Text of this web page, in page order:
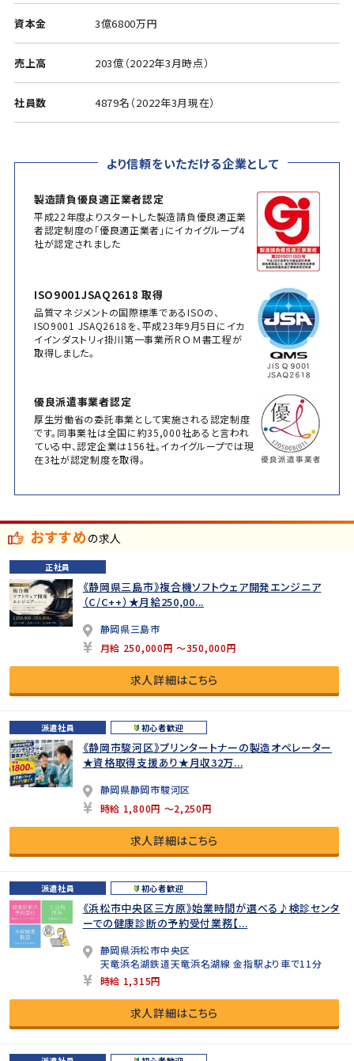
資本金 3億6800万円
売上高 203億（2022年3月時点）
社員数 4879名（2022年3月現在）
より信頼をいただける企業として
製造請負優良適正業者認定
平成22年度よりスタートした製造請負優良適正業
者認定制度の「優良適正業者」にイカイグループ4
社が認定されました
ISO9001JSAQ2618 取得
品質マネジメントの国際標準であるISOの、
ISO9001 JSAQ2618を、平成23年9月5日にイカ
イインダストリィ掛川第一事業所ＲＯＭ書工程が
取得しました。
優良派遣事業者認定
厚生労働省の委託事業として実施される認定制度
です。同事業社は全国に約35,000社あると言われ
ている中、認定企業は156社。イカイグループでは現
在3社が認定制度を取得。
おすすめの求人
正社員
《静岡県三島市》複合機ソフトウェア開発エンジニア
（C/C++）★月給250,00...
静岡県三島市
月給 250,000円 ～350,000円
求人詳細はこちら
派遣社員 初心者歓迎
《静岡市駿河区》プリンタートナーの製造オペレーター
★資格取得支援あり★月収32万...
静岡県静岡市駿河区
時給 1,800円 ～2,250円
求人詳細はこちら
派遣社員 初心者歓迎
《浜松市中央区三方原》始業時間が選べる♪検診センタ
ーでの健康診断の予約受付業務【...
静岡県浜松市中央区
天竜浜名湖鉄道天竜浜名湖線 金指駅より車で11分
時給 1,315円
求人詳細はこちら